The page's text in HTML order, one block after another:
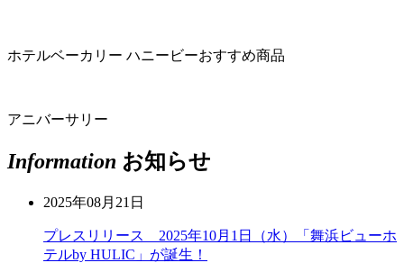
ホテルベーカリー ハニービーおすすめ商品
アニバーサリー
Information お知らせ
2025年08月21日
プレスリリース 2025年10月1日（水）「舞浜ビューホ
テルby HULIC」が誕生！